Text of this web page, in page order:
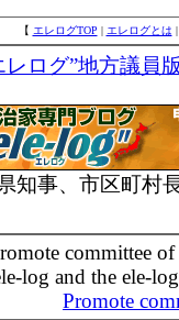
【 エレログTOP | エレログとは
ログ”地方議員
知事、市区町村
committee
log and the ele-
Promote